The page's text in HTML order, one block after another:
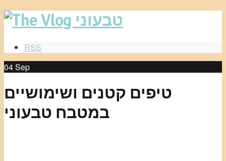
RSS
04Sep
טיפים קטנים ושימושיים
במטבח טבעוני